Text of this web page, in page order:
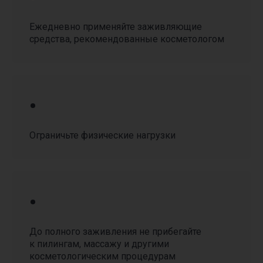
Ежедневно применяйте заживляющие
средства, рекомендованные косметологом
•
Ограничьте физические нагрузки
•
До полного заживления не прибегайте
к пилингам, массажу и другими
косметологическим процедурам
+74951900303 WhatsApp
листайте, чтобы увидеть больше